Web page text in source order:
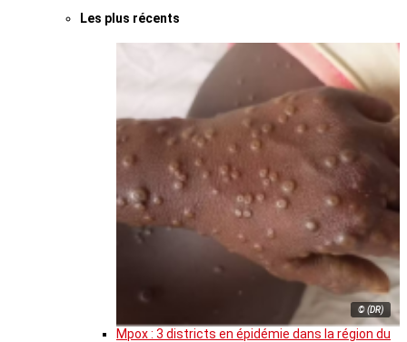
Les plus récents
© (DR)
Mpox : 3 districts en épidémie dans la région du